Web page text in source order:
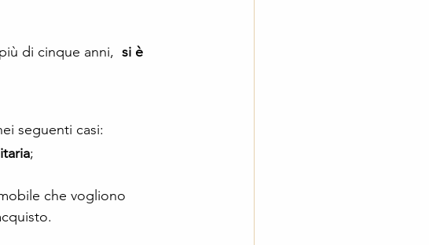
di cinque anni, si è
seguenti casi:
;
che vogliono